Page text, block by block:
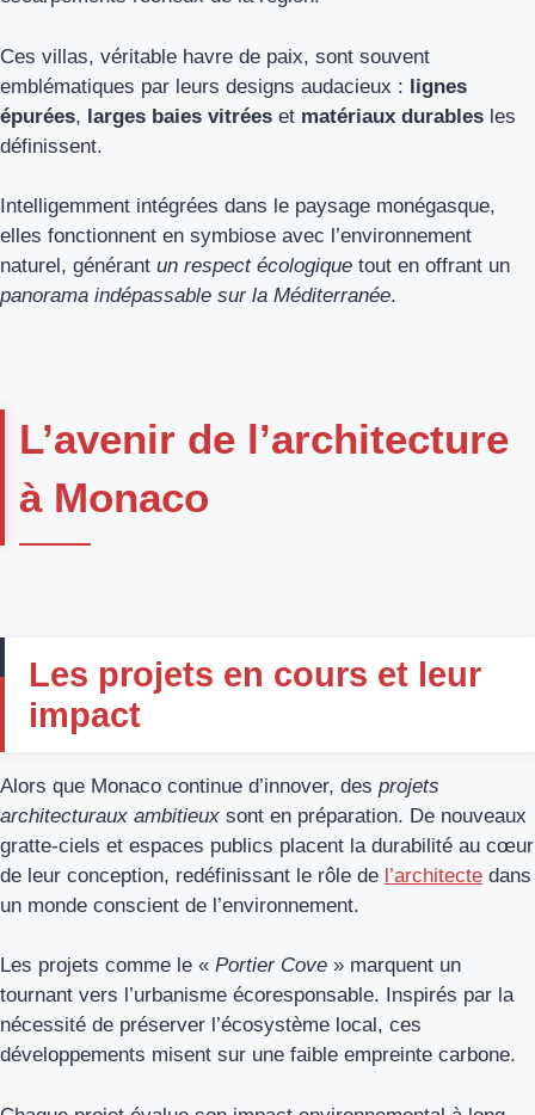
Ces villas, véritable havre de paix, sont souvent
emblématiques par leurs designs audacieux : lignes
épurées, larges baies vitrées et matériaux durables les
définissent.
Intelligemment intégrées dans le paysage monégasque,
elles fonctionnent en symbiose avec l’environnement
naturel, générant un respect écologique tout en offrant un
panorama indépassable sur la Méditerranée.
L’avenir de l’architecture
à Monaco
Les projets en cours et leur
impact
Alors que Monaco continue d’innover, des projets
architecturaux ambitieux sont en préparation. De nouveaux
gratte-ciels et espaces publics placent la durabilité au cœur
de leur conception, redéfinissant le rôle de l’architecte dans
un monde conscient de l’environnement.
Les projets comme le « Portier Cove » marquent un
tournant vers l’urbanisme écoresponsable. Inspirés par la
nécessité de préserver l’écosystème local, ces
développements misent sur une faible empreinte carbone.